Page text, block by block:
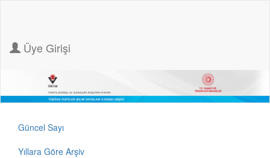
Üye Girişi
Güncel Sayı
Yıllara Göre Arşiv